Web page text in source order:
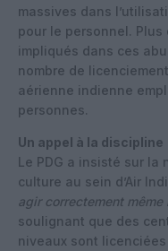
massives dans
pour le personnel.
impliqués dans ces
nombre de
aérienne indienne
personnes.
Un appel à la discipline
Le PDG a insisté sur la
culture au sein d’Air
agir correctement
soulignant que des
niveaux sont